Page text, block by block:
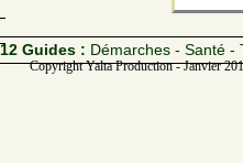
12 Guides : Démarches - Santé -
Copyright Yalta Production - Janvier